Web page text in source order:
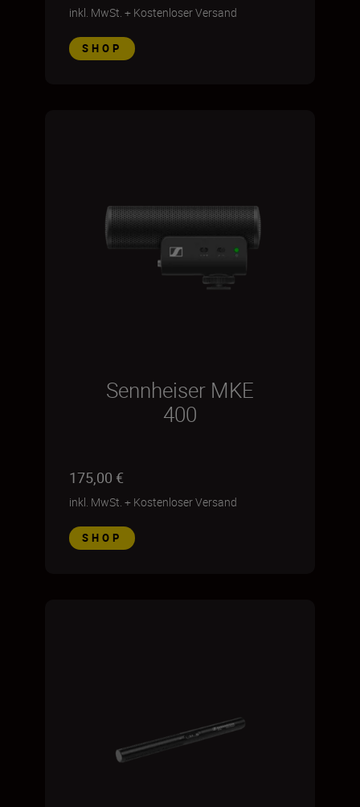
inkl. MwSt. + Kostenloser Versand
SHOP
Sennheiser MKE
400
175,00 €
inkl. MwSt. + Kostenloser Versand
SHOP